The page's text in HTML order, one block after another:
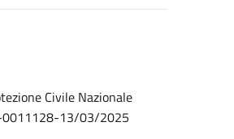
Civile Nazionale
0011128-13/03/2025